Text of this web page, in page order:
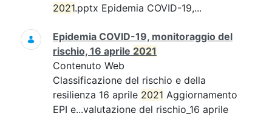
2021.pptx Epidemia COVID-19,...
Epidemia COVID-19, monitoraggio del
rischio, 16 aprile 2021
Contenuto Web
Classificazione del rischio e della
resilienza 16 aprile 2021 Aggiornamento
EPI e...valutazione del rischio_16 aprile